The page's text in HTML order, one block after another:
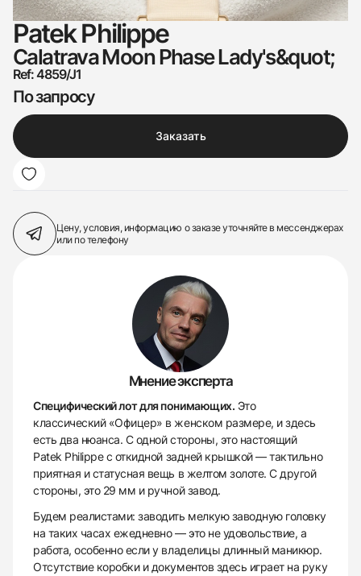
Patek Philippe
Calatrava Moon Phase Lady's&quot;
Ref: 4859/J1
По запросу
Заказать
Цену, условия, информацию о заказеуточняйте в мессенджерах
или по телефону
Мнение эксперта
Специфический лот для понимающих. Это
классический «Офицер» в женском размере, и здесь
есть два нюанса. С одной стороны, это настоящий
Patek Philippe с откидной задней крышкой — тактильно
приятная и статусная вещь в желтом золоте. С другой
стороны, это 29 мм и ручной завод.
Будем реалистами: заводить мелкую заводную головку
на таких часах ежедневно — это не удовольствие, а
работа, особенно если у владелицы длинный маникюр.
Отсутствие коробки и документов здесь играет на руку